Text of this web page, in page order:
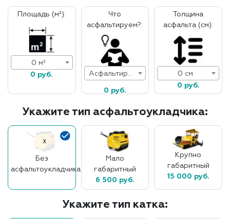
Площадь (м²):
0 м²
0 руб.
Что
асфальтируем?:
0 руб.
Толщина
асфальта (см):
0 см
0 руб.
Укажите тип асфальтоукладчика:
Без
асфальтоукладчика
Мало
габаритный
6 500 руб.
Крупно
габаритный
15 000 руб.
Укажите тип катка: